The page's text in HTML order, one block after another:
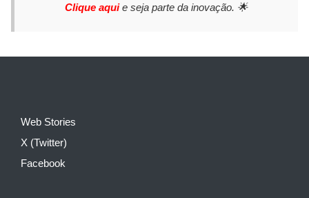
Clique aquie seja parte da inovação. 🌟
Web Stories
X (Twitter)
Facebook